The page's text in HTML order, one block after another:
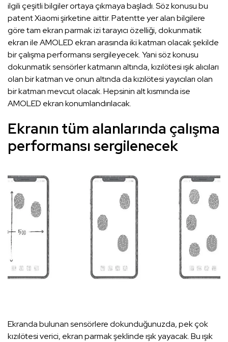
ilgili çeşitli bilgiler ortaya çıkmaya başladı. Söz konusu bu
patent Xiaomi şirketine aittir. Patentte yer alan bilgilere
göre tam ekran parmak izi tarayıcı özelliği, dokunmatik
ekran ile AMOLED ekran arasında iki katman olacak şekilde
bir çalışma performansı sergileyecek. Yani söz konusu
dokunmatik sensörler katmanın altında, kızılötesi ışık alıcıları
olan bir katman ve onun altında da kızılötesi yayıcıları olan
bir katman mevcut olacak. Hepsinin alt kısmında ise
AMOLED ekran konumlandırılacak.
Ekranın tüm alanlarında çalışma
performansı sergilenecek
Ekranda bulunan sensörlere dokunduğunuzda, pek çok
kızılötesi verici, ekran parmak şeklinde ışık yayacak. Bu ışık